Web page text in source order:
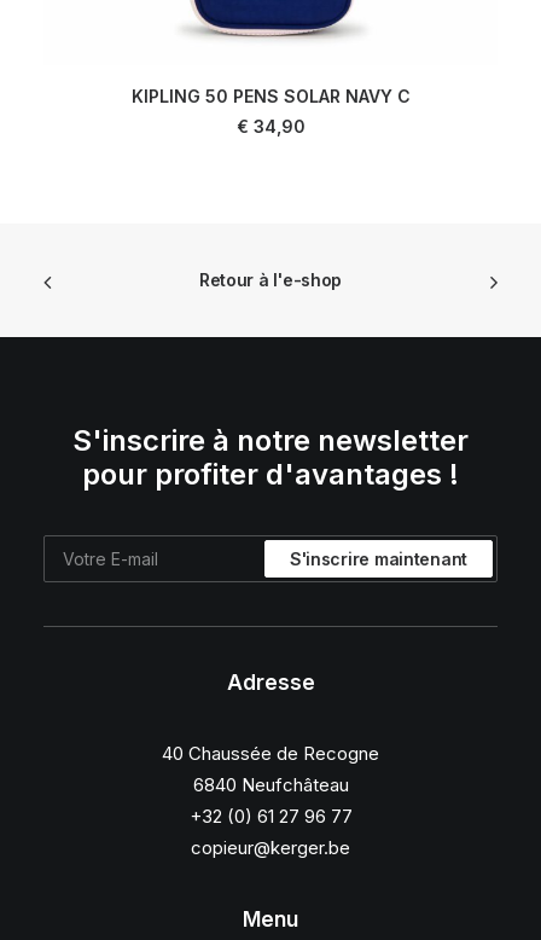
KIPLING 50 PENS SOLAR NAVY C
€ 34,90
Retour à l'e-shop
S'inscrire à notre newsletter
pour profiter d'avantages !
Adresse
40 Chaussée de Recogne
6840 Neufchâteau
+32 (0) 61 27 96 77
copieur@kerger.be
Menu